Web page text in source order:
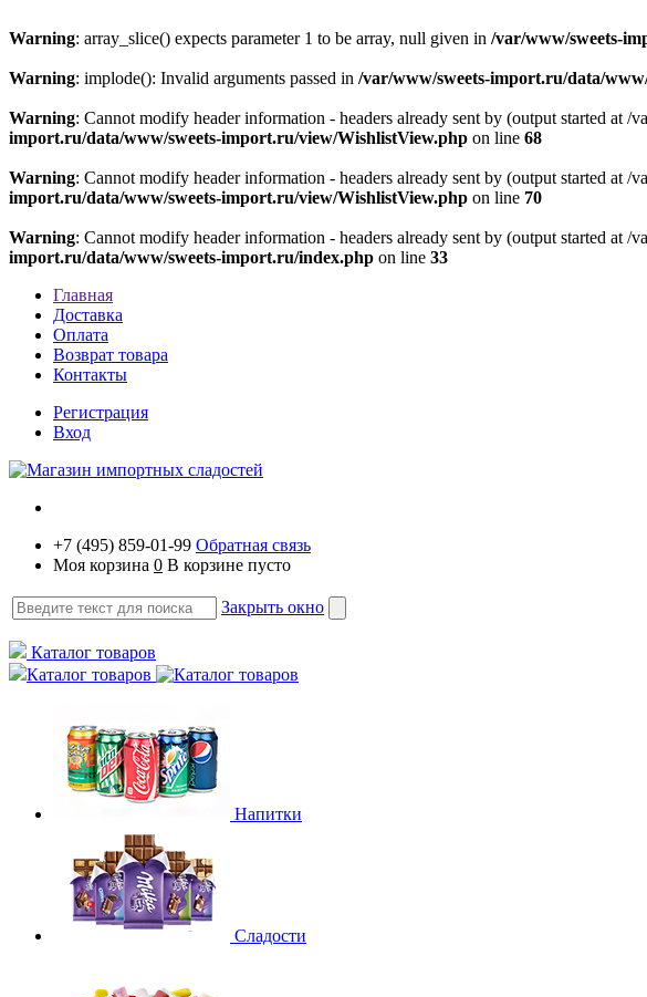
Warning: array_slice() expects parameter 1 to be array, null given in /var/www/sweets-
Warning: implode(): Invalid arguments passed in /var/www/sweets-import.ru/data/
Warning: Cannot modify header information - headers already sent by (output started
import.ru/data/www/sweets-import.ru/view/WishlistView.php on line 68
Warning: Cannot modify header information - headers already sent by (output started
import.ru/data/www/sweets-import.ru/view/WishlistView.php on line 70
Warning: Cannot modify header information - headers already sent by (output started
import.ru/data/www/sweets-import.ru/index.php on line 33
Главная
Доставка
Оплата
Возврат товара
Контакты
Регистрация
Вход
+7 (495) 859-01-99 Обратная связь
Моя корзина 0 В корзине пусто
Закрыть окно
Каталог товаров
Каталог товаров
Напитки
Сладости